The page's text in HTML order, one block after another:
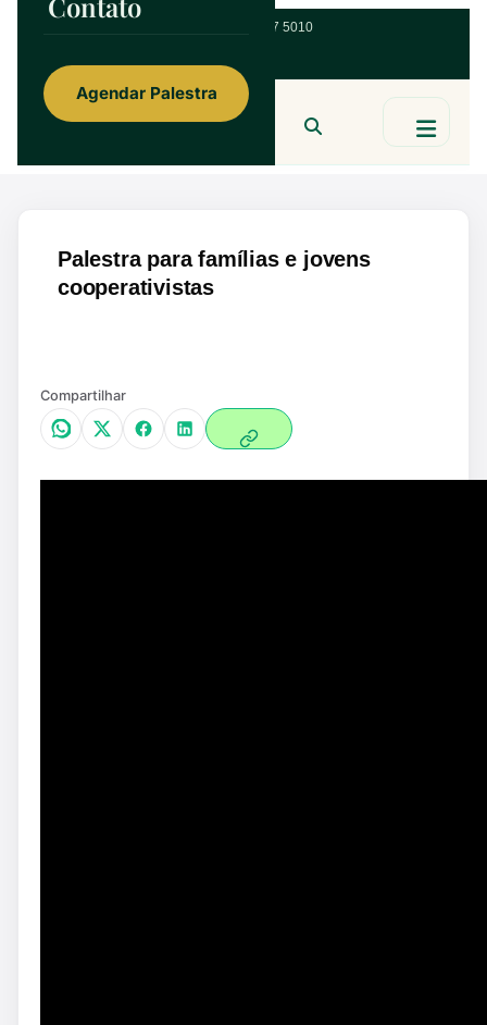
47 9 9967 5010
Ainor Lotério
Agendar Palestra
Palestra para famílias e jovens
cooperativistas
Compartilhar